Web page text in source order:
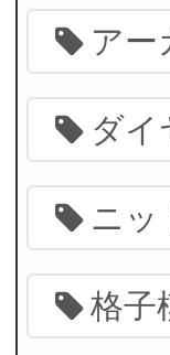
アー
ダイ
ニッ
格子